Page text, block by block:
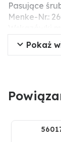
Pasujące
Menke-Nr.:
nakrętek za
ponieważ
Pokaż